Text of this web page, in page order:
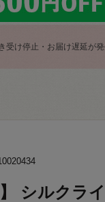
受け停止・お届け遅延が
】 シルクラ